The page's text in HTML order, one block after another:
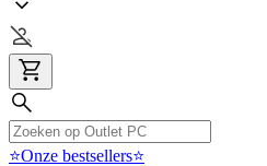
⭐Onze bestsellers⭐